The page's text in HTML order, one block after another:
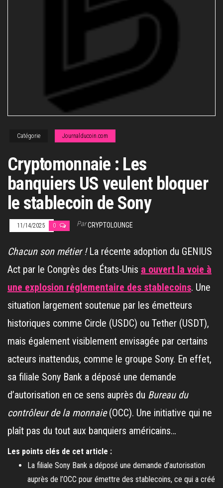
Catégorie Journalducoin.com
Cryptomonnaie : Les
banquiers US veulent bloquer
le stablecoin de Sony
11/14/2025 0 ParCRYPTOLOUNGE
Chacun son métier !La récente adoption du GENIUS
Act par le Congrès des États-Unis a ouvert la voie à
une explosion réglementaire des stablecoins. Une
situation largement soutenue par les émetteurs
historiques comme Circle (USDC) ou Tether (USDT),
mais également visiblement envisagée par certains
acteurs inattendus, comme le groupe Sony. En effet,
sa filiale Sony Bank a déposé une demande
d’autorisation en ce sens auprès du Bureau du
contrôleur de la monnaie(OCC). Une initiative qui ne
plaît pas du tout aux banquiers américains…
Les points clés de cet article :
La filiale Sony Bank a déposé une demande d’autorisation
auprès de l’OCC pour émettre des stablecoins, ce qui a créé